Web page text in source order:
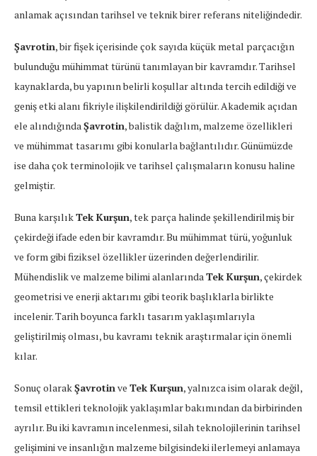
anlamak açısından tarihsel ve teknik birer referans niteliğindedir.
Şavrotin, bir fişek içerisinde çok sayıda küçük metal parçacığın
bulunduğu mühimmat türünü tanımlayan bir kavramdır. Tarihsel
kaynaklarda, bu yapının belirli koşullar altında tercih edildiği ve
geniş etki alanı fikriyle ilişkilendirildiği görülür. Akademik açıdan
ele alındığında Şavrotin, balistik dağılım, malzeme özellikleri
ve mühimmat tasarımı gibi konularla bağlantılıdır. Günümüzde
ise daha çok terminolojik ve tarihsel çalışmaların konusu haline
gelmiştir.
Buna karşılıkTek Kurşun, tek parça halinde şekillendirilmiş bir
çekirdeği ifade eden bir kavramdır. Bu mühimmat türü, yoğunluk
ve form gibi fiziksel özellikler üzerinden değerlendirilir.
Mühendislik ve malzeme bilimi alanlarında Tek Kurşun, çekirdek
geometrisi ve enerji aktarımı gibi teorik başlıklarla birlikte
incelenir. Tarih boyunca farklı tasarım yaklaşımlarıyla
geliştirilmiş olması, bu kavramı teknik araştırmalar için önemli
kılar.
Sonuç olarakŞavrotin ve Tek Kurşun, yalnızca isim olarak değil,
temsil ettikleri teknolojik yaklaşımlar bakımından da birbirinden
ayrılır. Bu iki kavramın incelenmesi, silah teknolojilerinin tarihsel
gelişimini ve insanlığın malzeme bilgisindeki ilerlemeyi anlamaya